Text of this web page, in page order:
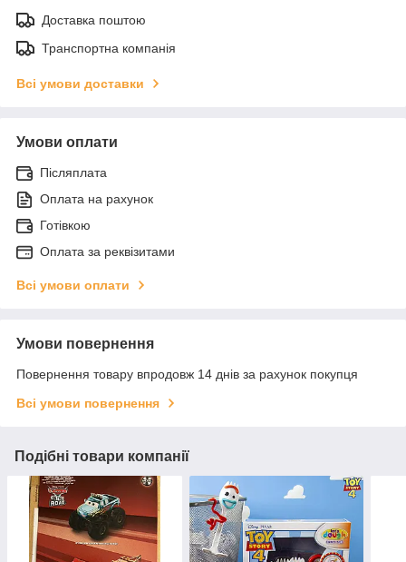
Доставка поштою
Транспортна компанія
Всі умови доставки
Умови оплати
Післяплата
Оплата на рахунок
Готівкою
Оплата за реквізитами
Всі умови оплати
Умови повернення
Повернення товару впродовж 14 днів за рахунок покупця
Всі умови повернення
Подібні товари компанії